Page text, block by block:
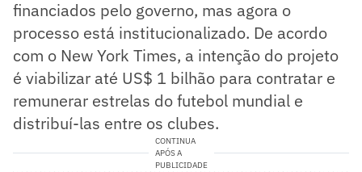
financiados pelo governo, mas agora o
processo está institucionalizado. De acordo
com o New York Times, a intenção do projeto
é viabilizar até US$ 1 bilhão para contratar e
remunerar estrelas do futebol mundial e
distribuí-las entre os clubes.
CONTINUA
APÓS A
PUBLICIDADE